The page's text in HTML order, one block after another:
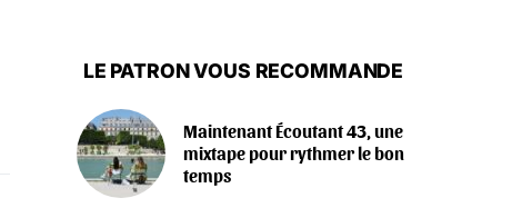
LE PATRON VOUS RECOMMANDE
Maintenant Écoutant 43, une
mixtape pour rythmer le bon
temps